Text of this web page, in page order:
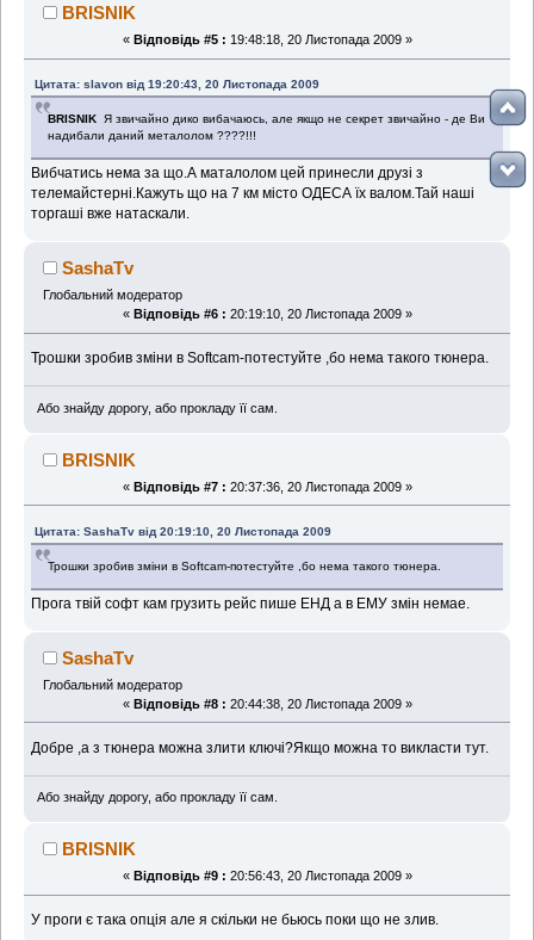
BRISNIK
« Відповідь #5 : 19:48:18, 20 Листопада 2009 »
Цитата: slavon від 19:20:43, 20 Листопада 2009
BRISNIK Я звичайно дико вибачаюсь, але якщо не секрет звичайно - де Ви
надибали даний металолом ????!!!
Вибчатись нема за що.А маталолом цей принесли друзі з
телемайстерні.Кажуть що на 7 км місто ОДЕСА їх валом.Тай наші
торгаші вже натаскали.
SashaTv
Глобальний модератор
« Відповідь #6 : 20:19:10, 20 Листопада 2009 »
Трошки зробив зміни в Softcam-потестуйте ,бо нема такого тюнера.
Або знайду дорогу, або прокладу її сам.
BRISNIK
« Відповідь #7 : 20:37:36, 20 Листопада 2009 »
Цитата: SashaTv від 20:19:10, 20 Листопада 2009
Трошки зробив зміни в Softcam-потестуйте ,бо нема такого тюнера.
Прога твій софт кам грузить рейс пише ЕНД а в ЕМУ змін немае.
SashaTv
Глобальний модератор
« Відповідь #8 : 20:44:38, 20 Листопада 2009 »
Добре ,а з тюнера можна злити ключі?Якщо можна то викласти тут.
Або знайду дорогу, або прокладу її сам.
BRISNIK
« Відповідь #9 : 20:56:43, 20 Листопада 2009 »
У проги є така опція але я скільки не бьюсь поки що не злив.